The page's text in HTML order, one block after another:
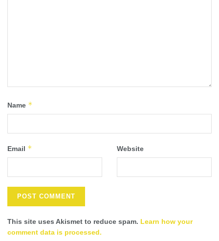
Name *
Email * Website
This site uses Akismet to reduce spam. Learn how your
comment data is processed.